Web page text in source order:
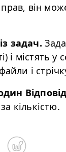
він
задач.
і містять у
і
кількістю.